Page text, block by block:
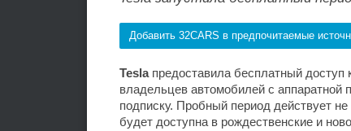
Добавить 32CARS в предпочитаемые
Teslaпредоставила бесплатный доступ
владельцев автомобилей с аппаратной
подписку. Пробный период действует
будет доступна в рождественские и